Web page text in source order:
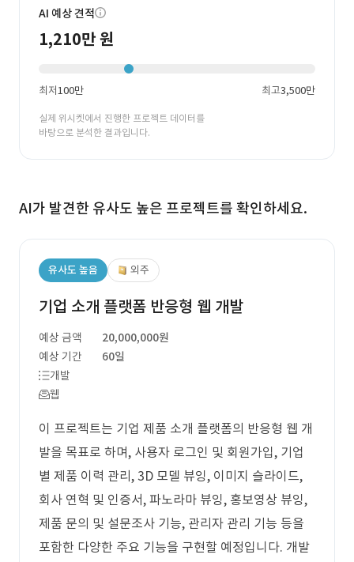
AI 예상 견적
1,210만 원
최저100만 최고3,500만
실제 위시켓에서 진행한 프로젝트 데이터를
바탕으로 분석한 결과입니다.
AI가 발견한 유사도 높은 프로젝트를 확인하세요.
유사도 높음 외주
기업 소개 플랫폼 반응형 웹 개발
예상 금액
20,000,000원
예상 기간
60일
개발
웹
이 프로젝트는 기업 제품 소개 플랫폼의 반응형 웹 개
발을 목표로 하며, 사용자 로그인 및 회원가입, 기업
별 제품 이력 관리, 3D 모델 뷰잉, 이미지 슬라이드,
회사 연혁 및 인증서, 파노라마 뷰잉, 홍보영상 뷰잉,
제품 문의 및 설문조사 기능, 관리자 관리 기능 등을
포함한 다양한 주요 기능을 구현할 예정입니다. 개발